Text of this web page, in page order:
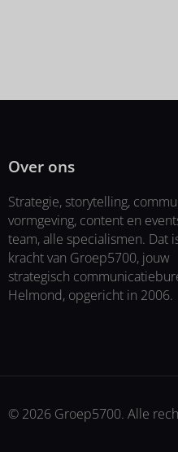
Over ons
Strategie, storytelling,
vormgeving, content en
team, alle specialismen. Dat
kracht van Groep5700, jouw
strategisch
Helmond, opgericht in 2006.
© 2026 Groep5700. Alle